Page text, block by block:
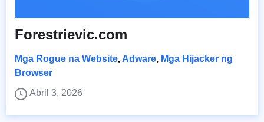
Forestrievic.com
Mga Rogue na Website, Adware, Mga Hijacker ng
Browser
Abril 3, 2026